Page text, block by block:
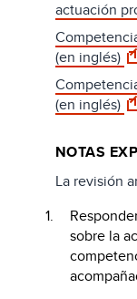
actuación
(en inglés)
(en inglés)
NOTAS
La revisión
sobre la